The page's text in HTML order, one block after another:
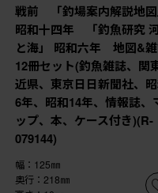
戦前 「釣場案内解説地図
昭和十四年 「釣魚研究
と海」 昭和六年 地図&
12冊セット(釣魚雑誌、関
近県、東京日日新聞社、
6年、昭和14年、情報誌、
ップ、本、ケース付き)(R-
079144)
幅：125㎜
奥行：218㎜